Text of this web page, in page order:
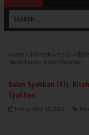
Home » Hikmah » kisah »
Memuliakan Bulan Syakban
Bulan Syakban (XI):
Syakban